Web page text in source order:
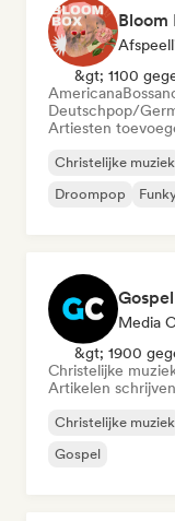
Bloom
&gt; 1100
Americana
Deutschpop/
Artiesten
Christelijke muziek
Droompop
Media
&gt; 1900
Christelijke
Artikelen schrijven
Christelijke muziek
Gospel